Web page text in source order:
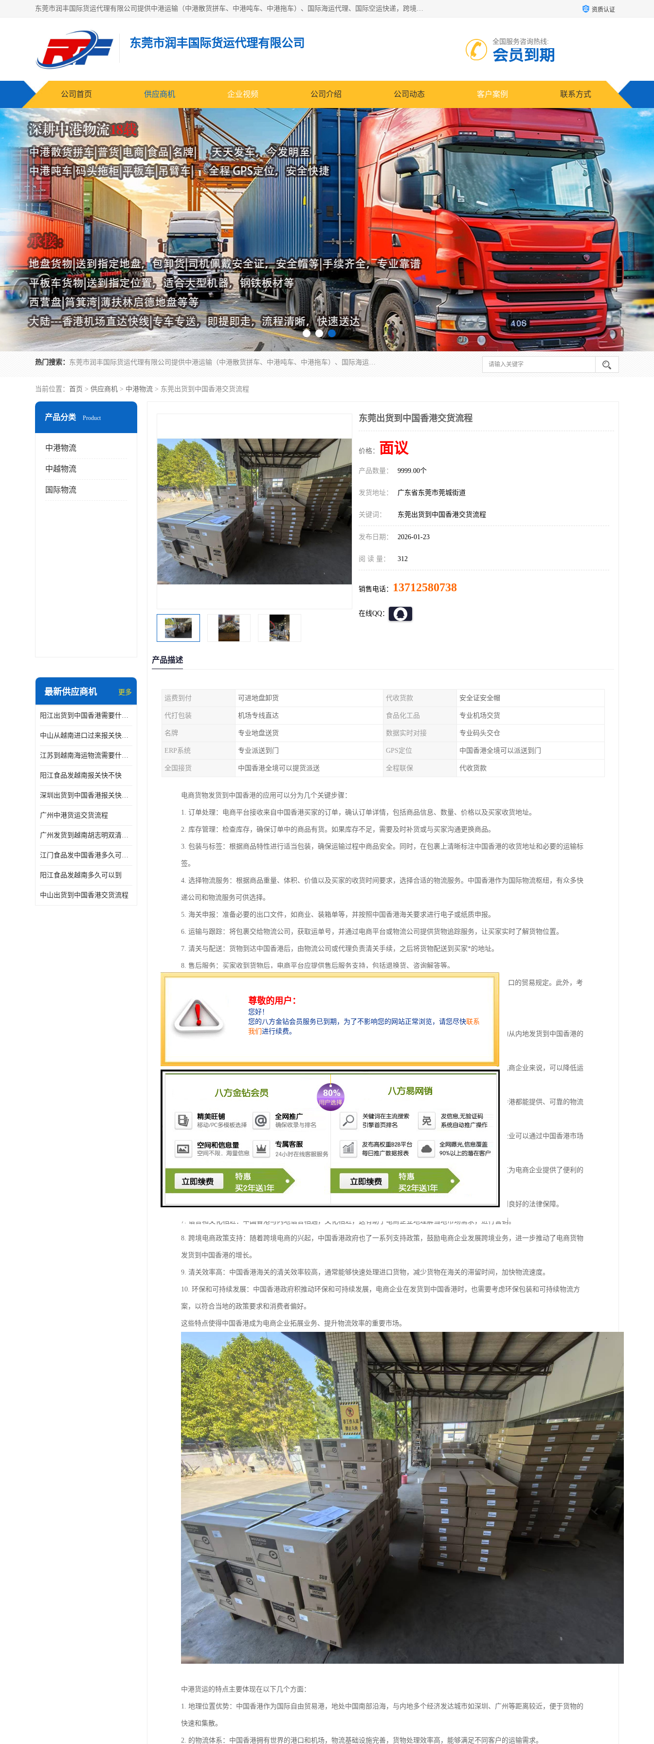
东莞市润丰国际货运代理有限公司提供中港运输（中港散货拼车、中港吨车、中港拖车）、国际海运代理、国际空运快递，跨境电商，亚马逊FBA，国内物流园服务，进出口报关，仓储，提供给客户整套运输解决方案和增值服务 资质认证
东莞市润丰国际货运代理有限公司 全国服务咨询热线:
会员到期
公司首页 供应商机 企业视频 公司介绍 公司动态 客户案例 联系方式
热门搜索： 东莞市润丰国际货运代理有限公司提供中港运输（中港散货拼车、中港吨车、中港拖车）、国际海运代理、国际空运快递，跨境电商，亚马逊FBA，国内物流园服务，进出口报关，仓储，提供给客户整套运输解决方案和增值服务
当前位置： 首页 > 供应商机 > 中港物流 > 东莞出货到中国香港交货流程
产品分类 Product
中港物流
中越物流
国际物流
最新供应商机 更多
阳江出货到中国香港需要什么条件 专线直达
中山从越南进口过来报关快不快
江苏到越南海运物流需要什么条件 一步到位
阳江食品发越南报关快不快
深圳出货到中国香港报关快不快 一手货源
广州中港货运交货流程
广州发货到越南胡志明双清需要什么文件
江门食品发中国香港多久可以到 一键发货
阳江食品发越南多久可以到
中山出货到中国香港交货流程
东莞出货到中国香港交货流程
价格： 面议
产品数量： 9999.00个
发货地址： 广东省东莞市莞城街道
关键词： 东莞出货到中国香港交货流程
发布日期： 2026-01-23
阅 读 量： 312
销售电话： 13712580738
在线QQ：
产品描述
运费到付 可进地盘卸货 代收货款 安全证安全帽
代打包装 机场专线直达 食品化工品 专业机场交货
名牌 专业地盘送货 数据实时对接 专业码头交仓
ERP系统 专业派送到门 GPS定位 中国香港全境可以派送到门
全国接货 中国香港全境可以提货派送 全程联保 代收货款
电商货物发货到中国香港的应用可以分为几个关键步骤：
1. 订单处理：电商平台接收来自中国香港买家的订单，确认订单详情，包括商品信息、数量、价格以及买家收货地址。
2. 库存管理：检查库存，确保订单中的商品有货。如果库存不足，需要及时补货或与买家沟通更换商品。
3. 包装与标签：根据商品特性进行适当包装，确保运输过程中商品安全。同时，在包裹上清晰标注中国香港的收货地址和必要的运输标
签。
4. 选择物流服务：根据商品重量、体积、价值以及买家的收货时间要求，选择合适的物流服务。中国香港作为国际物流枢纽，有众多快
递公司和物流服务可供选择。
5. 海关申报：准备必要的出口文件，如商业、装箱单等，并按照中国香港海关要求进行电子或纸质申报。
6. 运输与跟踪：将包裹交给物流公司，获取运单号，并通过电商平台或物流公司提供货物追踪服务，让买家实时了解货物位置。
7. 清关与配送：货物到达中国香港后，由物流公司或代理负责清关手续，之后将货物配送到买家*的地址。
8. 售后服务：买家收到货物后，电商平台应提供售后服务支持，包括退换货、咨询解答等。
在整个过程中，电商平台需要确保信息流、物流和资金流的顺畅，同时遵守相关的法律法规，特别是出口和进口的贸易规定。此外，考
虑到中国香港的特殊地位，电商平台还需要了解并遵守中国香港特别行政区的相关政策和条例。
电商货物发货到中国香港具有以下几个特点：
1. 地理位置优势：中国香港地处中国南部，靠近珠三角地区，是连接内地与国际市场的重要枢纽。这使得货物从内地发货到中国香港的
2. 关税政策：中国香港作为自由港，实行零关税政策，大部分货物进口到中国香港不需要缴纳关税。这对于电商企业来说，可以降低运
3. 物流基础设施完善：中国香港拥有的港口和机场，物流基础设施完善。无论是海运、空运还是陆运，中国香港都能提供、可靠的物流
服务。
4. 国际化和多元化市场：中国香港是一个国际化程度的城市，消费者对来自世界各地的商品接受度高。电商企业可以通过中国香港市场
接触到更多和消费者，拓展业务范围。
5. 支付和结算便利：中国香港的金融体系发达，支持多种支付方式，包括信用卡、电子钱包、银行转账等。这为电商企业提供了便利的
支付和结算渠道，有助于提升交易效率。
6. 法律法规健全：中国香港的法律法规体系健全，知识产权保护力度大，电商企业在中国香港经营可以享受到良好的法律保障。
7. 语言和文化相近：中国香港与内地语言相通，文化相近，这有助于电商企业地理解当地市场需求，进行营销。
8. 跨境电商政策支持：随着跨境电商的兴起，中国香港政府也了一系列支持政策，鼓励电商企业发展跨境业务，进一步推动了电商货物
发货到中国香港的增长。
9. 清关效率高：中国香港海关的清关效率较高，通常能够快速处理进口货物，减少货物在海关的滞留时间，加快物流速度。
10. 环保和可持续发展：中国香港政府积推动环保和可持续发展，电商企业在发货到中国香港时，也需要考虑环保包装和可持续物流方
案，以符合当地的政策要求和消费者偏好。
这些特点使得中国香港成为电商企业拓展业务、提升物流效率的重要市场。
中港货运的特点主要体现在以下几个方面：
1. 地理位置优势：中国香港作为国际自由贸易港，地处中国南部沿海，与内地多个经济发达城市如深圳、广州等距离较近，便于货物的
快速和集散。
2. 的物流体系：中国香港拥有世界的港口和机场，物流基础设施完善，货物处理效率高，能够满足不同客户的运输需求。